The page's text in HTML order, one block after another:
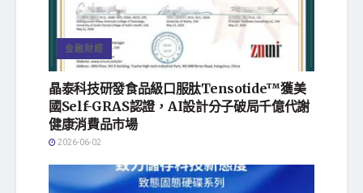
金融財經
晶泰科技研發食品級口服肽Tensotide™獲美
國Self-GRAS認證，AI設計分子破局千億代謝
健康消費品市場
2026-06-02